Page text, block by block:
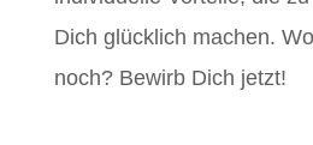
Dich glücklich machen.
noch? Bewirb Dich jetzt!